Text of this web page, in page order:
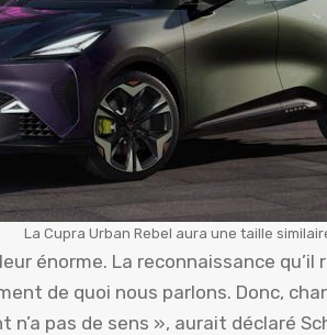
La Cupra Urban Rebel aura une taille
énorme. La reconnaissance
de quoi nous parlons. Donc,
pas de sens », aurait déclaré